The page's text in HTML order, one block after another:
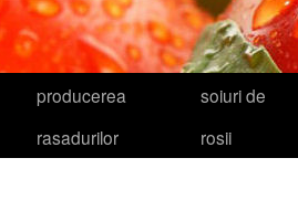
producerea
rasadurilor
soiuri de
rosii